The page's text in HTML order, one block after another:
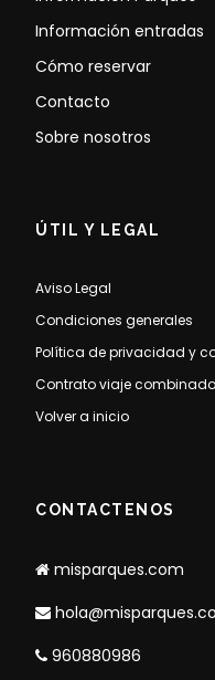
Información entradas
Cómo reservar
Contacto
Sobre nosotros
ÚTIL Y LEGAL
Aviso Legal
Condiciones generales
Política de privacidad y
Contrato viaje combinado
Volver a inicio
CONTACTENOS
misparques.com
960880986